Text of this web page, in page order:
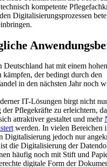
kompetente
Digitalisierungsprozessen
Deutschland hat mit einem hohen
kämpfen, der bedingt durch den
in den nächsten Jahr noch
IT-Lösungen birgt nicht
Pflegekräfte zu erleichtern,
attraktiver gestaltet und mehr
werden. In vielen Bereichen
Digitalisierung jedoch nur
die Digitalisierung der
häufig noch mit Stift und
digitale Form der